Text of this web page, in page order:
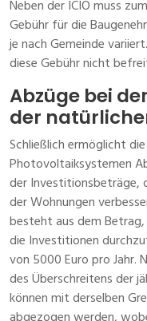
Neben der ICIO muss
Gebühr für die
je nach Gemeinde
diese Gebühr nicht
Abzüge bei
der
Schließlich ermöglicht
Photovoltaiksystemen
der Investitionsbeträge,
der Wohnungen
besteht aus dem
die Investitionen
von 5000 Euro pro Jahr.
des Überschreitens der
können mit derselben